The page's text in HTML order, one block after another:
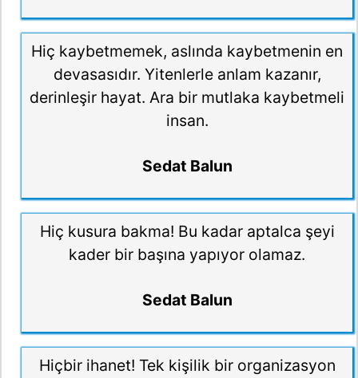
Hiç kaybetmemek, aslında kaybetmenin en
devasasıdır. Yitenlerle anlam kazanır,
derinleşir hayat. Ara bir mutlaka kaybetmeli
insan.
Sedat Balun
Hiç kusura bakma! Bu kadar aptalca şeyi
kader bir başına yapıyor olamaz.
Sedat Balun
Hiçbir ihanet! Tek kişilik bir organizasyon